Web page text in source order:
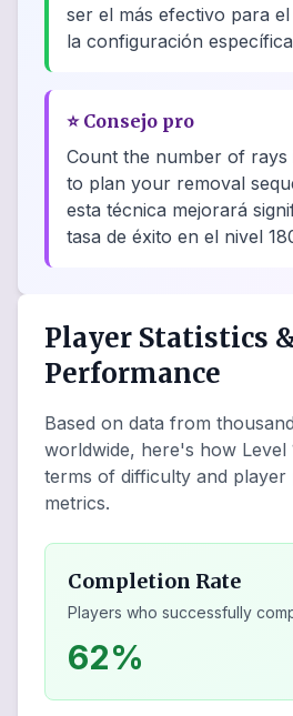
ser el más efectivo para
la configuración
⭐ Consejo pro
Count the number of
to plan your removal
esta técnica mejorará
tasa de éxito en el nivel
Player Statistics
Performance
Based on data from
worldwide, here's how Level
terms of difficulty and
metrics.
Completion Rate
Players who successfully
62%